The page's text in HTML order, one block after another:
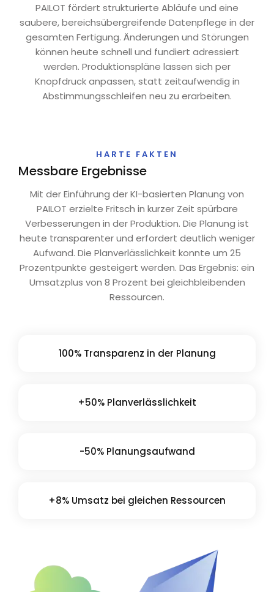
PAILOT fördert strukturierte Abläufe und eine
saubere, bereichsübergreifende Datenpflege in der
gesamten Fertigung. Änderungen und Störungen
können heute schnell und fundiert adressiert
werden. Produktionspläne lassen sich per
Knopfdruck anpassen, statt zeitaufwendig in
Abstimmungsschleifen neu zu erarbeiten.
HARTE FAKTEN
Messbare Ergebnisse
Mit der Einführung der KI-basierten Planung von
PAILOT erzielte Fritsch in kurzer Zeit spürbare
Verbesserungen in der Produktion. Die Planung ist
heute transparenter und erfordert deutlich weniger
Aufwand. Die Planverlässlichkeit konnte um 25
Prozentpunkte gesteigert werden. Das Ergebnis: ein
Umsatzplus von 8 Prozent bei gleichbleibenden
Ressourcen.
100% Transparenz in der Planung
+50% Planverlässlichkeit
-50% Planungsaufwand
+8% Umsatz bei gleichen Ressourcen